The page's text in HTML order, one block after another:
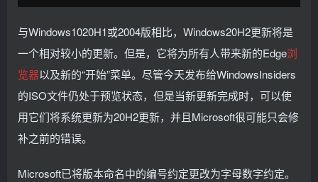
与Windows1020H1或2004版相比，Windows20H2更新将是
一个相对较小的更新。但是，它将为所有人带来新的Edge浏
览器以及新的“开始”菜单。尽管今天发布给WindowsInsiders
的ISO文件仍处于预览状态，但是当新更新完成时，可以使
用它们将系统更新为20H2更新，并且Microsoft很可能只会修
补之前的错误。
Microsoft已将版本命名中的编号约定更改为字母数字约定。